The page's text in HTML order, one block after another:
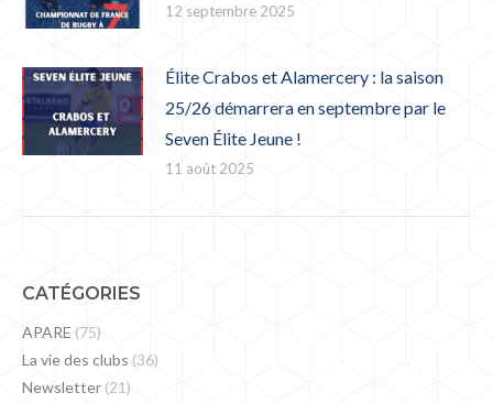
12 septembre 2025
Élite Crabos et Alamercery : la saison
25/26 démarrera en septembre par le
Seven Élite Jeune !
11 août 2025
CATÉGORIES
APARE (75)
La vie des clubs (36)
Newsletter (21)